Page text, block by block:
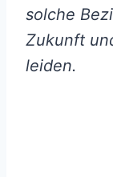
solche
Zukunft
leiden.